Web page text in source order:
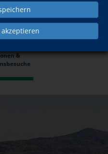
akzeptieren
Digitales
&